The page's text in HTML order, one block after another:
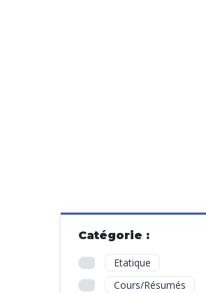
Catégorie :
Etatique
Cours/Résumés